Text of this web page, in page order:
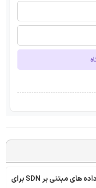
ترجمه مقاله امنیت انتقال داده های مبتنی بر SDN برای